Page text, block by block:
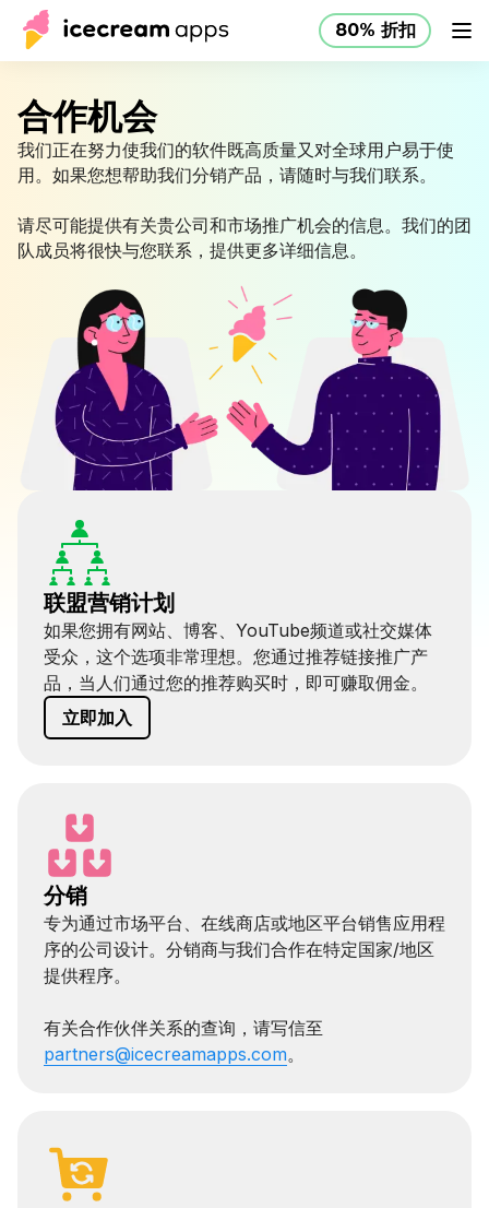
80% 折扣
产品 CN
合作机会
我们正在努力使我们的软件既高质量又对全球用户易于使
用。如果您想帮助我们分销产品，请随时与我们联系。
请尽可能提供有关贵公司和市场推广机会的信息。我们的团
队成员将很快与您联系，提供更多详细信息。
联盟营销计划
如果您拥有网站、博客、YouTube频道或社交媒体
受众，这个选项非常理想。您通过推荐链接推广产
品，当人们通过您的推荐购买时，即可赚取佣金。
立即加入
分销
专为通过市场平台、在线商店或地区平台销售应用程
序的公司设计。分销商与我们合作在特定国家/地区
提供程序。
有关合作伙伴关系的查询，请写信至
partners@icecreamapps.com。